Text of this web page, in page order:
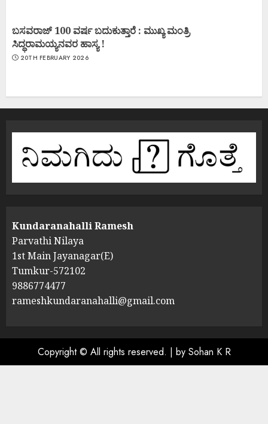
ಬಸವರಾಜ್ 100 ವರ್ಷ ಬದುಕುತ್ತಾರೆ : ಮುಖ್ಯ ಮಂತ್ರಿ
ಸಿದ್ಧರಾಮಯ್ಯನವರ ಹಾಸ್ಯ !
20TH FEBRUARY 2026
Kundaranahalli Ramesh
Parvathi Nilaya
1st Main Jayanagar(E)
Tumkur-572102
9886774477
rameshkundaranahalli@gmail.com
Copyright © All rights reserved. | by Sohan K R